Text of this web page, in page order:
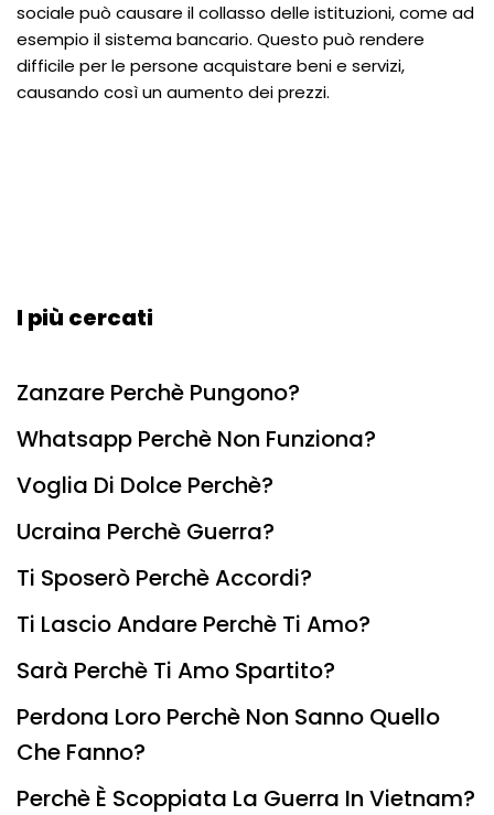
sociale può causare il collasso delle istituzioni, come ad
esempio il sistema bancario. Questo può rendere
difficile per le persone acquistare beni e servizi,
causando così un aumento dei prezzi.
I più cercati
Zanzare Perchè Pungono?
Whatsapp Perchè Non Funziona?
Voglia Di Dolce Perchè?
Ucraina Perchè Guerra?
Ti Sposerò Perchè Accordi?
Ti Lascio Andare Perchè Ti Amo?
Sarà Perchè Ti Amo Spartito?
Perdona Loro Perchè Non Sanno Quello
Che Fanno?
Perchè È Scoppiata La Guerra In Vietnam?